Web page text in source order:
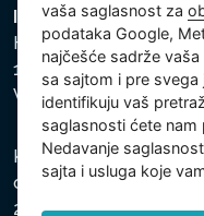
Intex Trading, s.r.o.
Hradecká 2526/3
130 00 Praha 3
Vinohrady - Česká
Kompanija je
odeljak C, uložak
26150808, Poreski
vaša saglasnost za
podataka Google,
najčešće sadrže
sa sajtom i pre
identifikuju vaš
saglasnosti ćete
Nedavanje
sajta i usluga koje